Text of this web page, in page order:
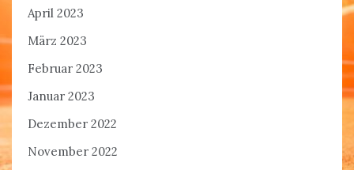
April 2023
März 2023
Februar 2023
Januar 2023
Dezember 2022
November 2022